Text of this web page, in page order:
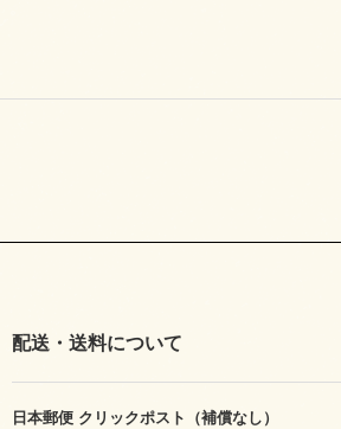
配送・送料について
日本郵便 クリックポスト（補償なし）